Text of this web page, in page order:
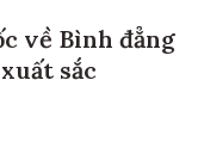
về Bình đẳng
sắc